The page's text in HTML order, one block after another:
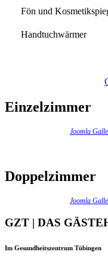
Fön und
Handtuchwärmer
Einzelzimmer
Joomla
Doppelzimmer
Joomla
GZT | DAS
Im Gesundheitszentrum Tübingen